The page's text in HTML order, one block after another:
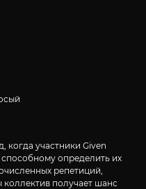
когда участники Given
определить их
репетиций,
получает шанс